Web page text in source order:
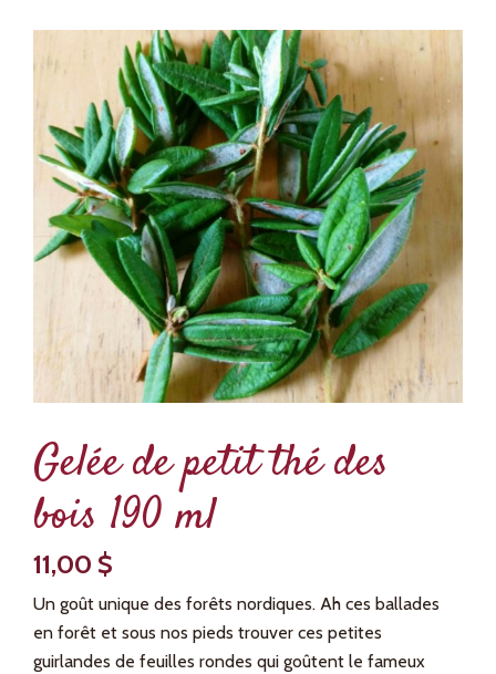
Gelée de petit thé des
bois 190 ml
11,00 $
Un goût unique des forêts nordiques. Ah ces ballades
en forêt et sous nos pieds trouver ces petites
guirlandes de feuilles rondes qui goûtent le fameux